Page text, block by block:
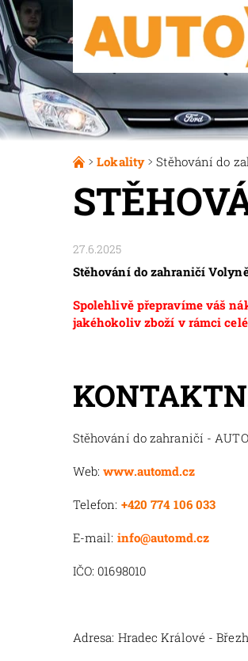
Lokality Stěhování do
27.6.2025
Stěhování do zahraničí
Spolehlivě přepravíme váš
jakéhokoliv zboží v rámci
Stěhování do zahraničí -
Web:www.automd.cz
Telefon: +420 774 106 033
E-mail: info@automd.cz
IČO: 01698010
Adresa: Hradec Králové -